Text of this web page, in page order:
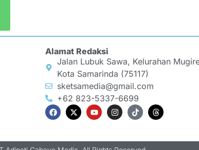
Alamat Redaksi
Jalan Lubuk Sawa, Kelurahan
Kota Samarinda (75117)
sketsamedia@gmail.com
+62 823-5337-6699